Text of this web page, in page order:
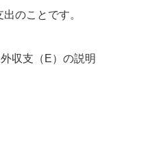
のことです。